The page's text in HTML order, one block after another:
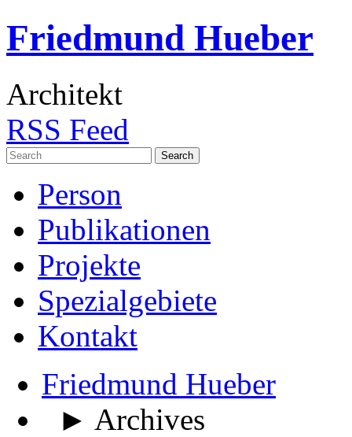
Friedmund Hueber
Architekt
RSS Feed
Search
for:
Person
Publikationen
Projekte
Spezialgebiete
Kontakt
Friedmund Hueber
► Archives